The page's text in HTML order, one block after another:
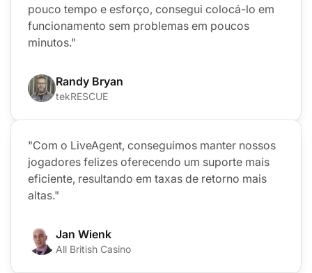
pouco tempo e esforço, consegui colocá-lo em
funcionamento sem problemas em poucos
minutos."
Randy Bryan
tekRESCUE
"Com o LiveAgent, conseguimos manter nossos
jogadores felizes oferecendo um suporte mais
eficiente, resultando em taxas de retorno mais
altas."
Jan Wienk
All British Casino